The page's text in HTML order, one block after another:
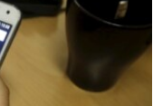
QUÁ KHỨ VÀ HIỆN